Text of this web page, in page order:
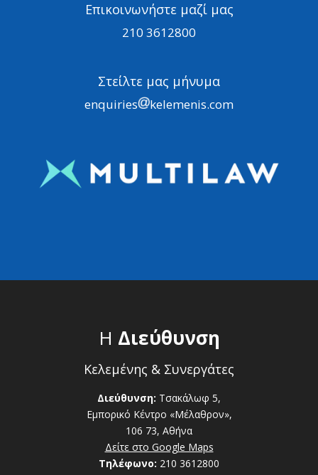
Επικοινωνήστε μαζί μας
210 3612800
Στείλτε μας μήνυμα
enquiries kelemenis.com
Η Διεύθυνση
Κελεμένης & Συνεργάτες
Διεύθυνση: Τσακάλωφ 5,
Εμπορικό Κέντρο «Μέλαθρον»,
106 73, Αθήνα
Δείτε στο Google Maps
Τηλέφωνο: 210 3612800